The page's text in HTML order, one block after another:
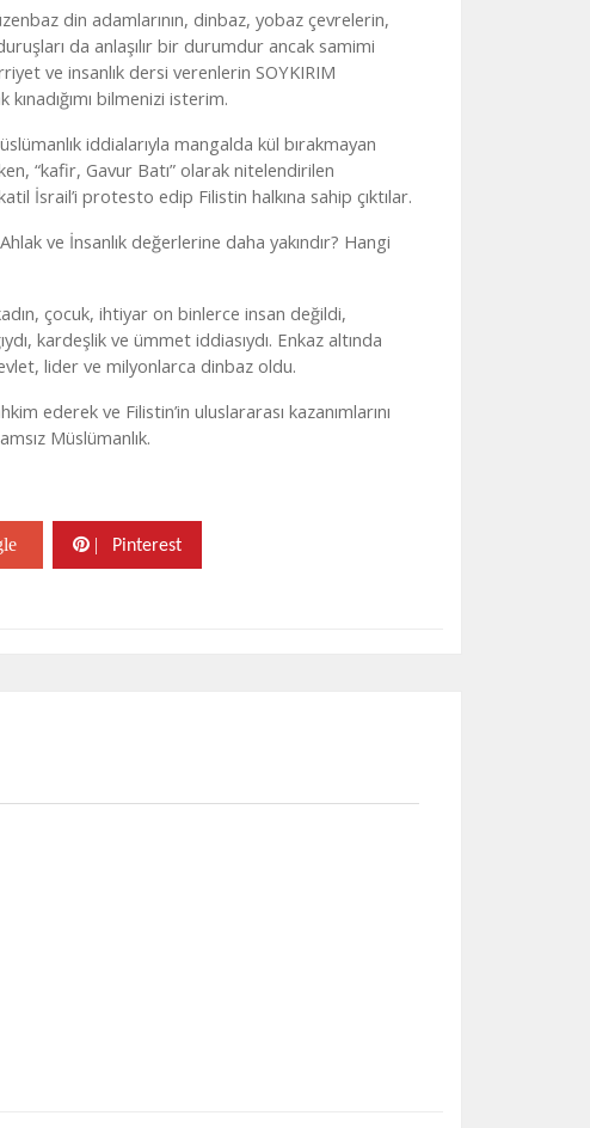
din adamlarının, dinbaz, yobaz çevrelerin,
da anlaşılır bir durumdur ancak samimi
ve insanlık dersi verenlerin SOYKIRIM
bilmenizi isterim.
iddialarıyla mangalda kül bırakmayan
“kafir, Gavur Batı” olarak nitelendirilen
İsrail’i protesto edip Filistin halkına sahip çıktılar.
ve İnsanlık değerlerine daha yakındır? Hangi
çocuk, ihtiyar on binlerce insan değildi,
kardeşlik ve ümmet iddiasıydı. Enkaz altında
lider ve milyonlarca dinbaz oldu.
ederek ve Filistin’in uluslararası kazanımlarını
Müslümanlık.
| Pinterest